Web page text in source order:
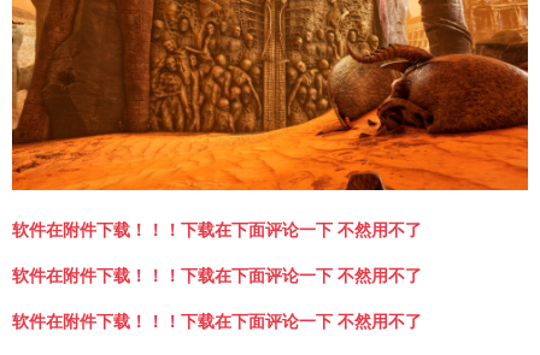
软件在附件下载！！！下载在下面评论一下 不然用不了
软件在附件下载！！！下载在下面评论一下 不然用不了
软件在附件下载！！！下载在下面评论一下 不然用不了